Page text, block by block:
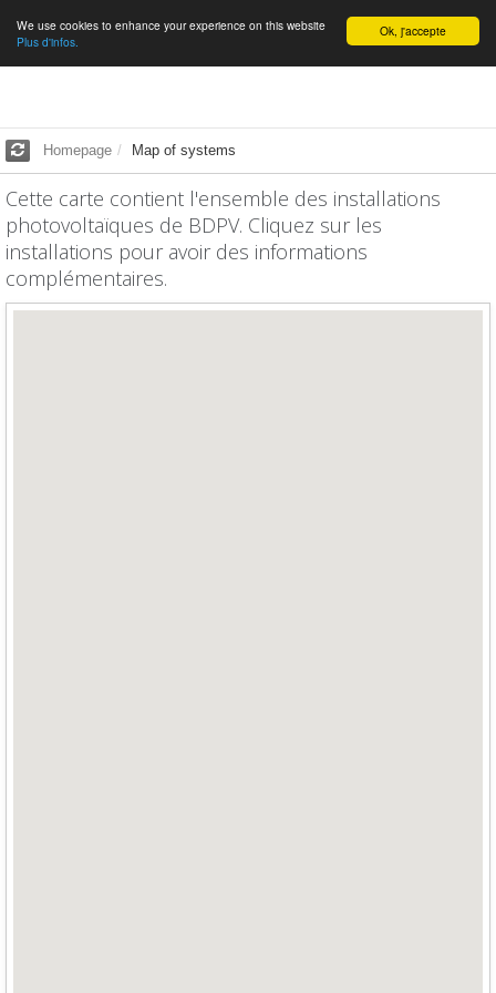
English Ok, j'accepte
We use cookies to enhance your experience on this website
Plus d'infos.
Homepage Map of systems
Cette carte contient l'ensemble des installations
photovoltaïques de BDPV. Cliquez sur les
installations pour avoir des informations
complémentaires.